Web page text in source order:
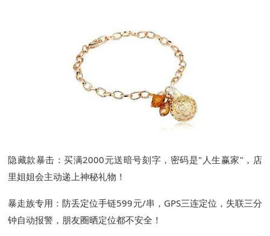
隐藏款暴击：买满2000元送暗号刻字，密码是"人生赢家"，店
里姐姐会主动递上神秘礼物！
暴走族专用：防丢定位手链599元/串，GPS三连定位，失联三分
钟自动报警，朋友圈晒定位都不安全！